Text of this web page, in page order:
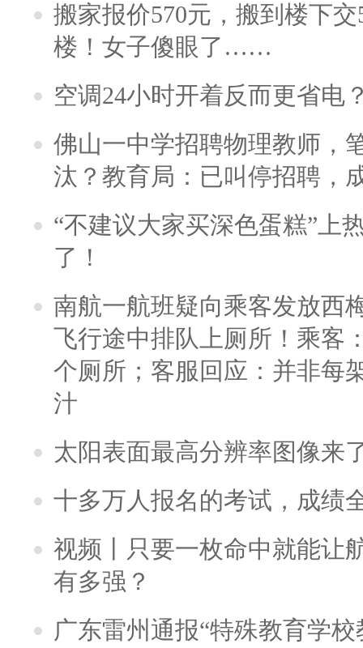
搬家报价570元，搬到楼下
楼！女子傻眼了……
空调24小时开着反而更省电
佛山一中学招聘物理教师，
汰？教育局：已叫停招聘，
“不建议大家买深色蛋糕”上
了！
南航一航班疑向乘客发放西
飞行途中排队上厕所！乘客
个厕所；客服回应：并非每
汁
太阳表面最高分辨率图像来
十多万人报名的考试，成绩
视频丨只要一枚命中就能让
有多强？
广东雷州通报“特殊教育学